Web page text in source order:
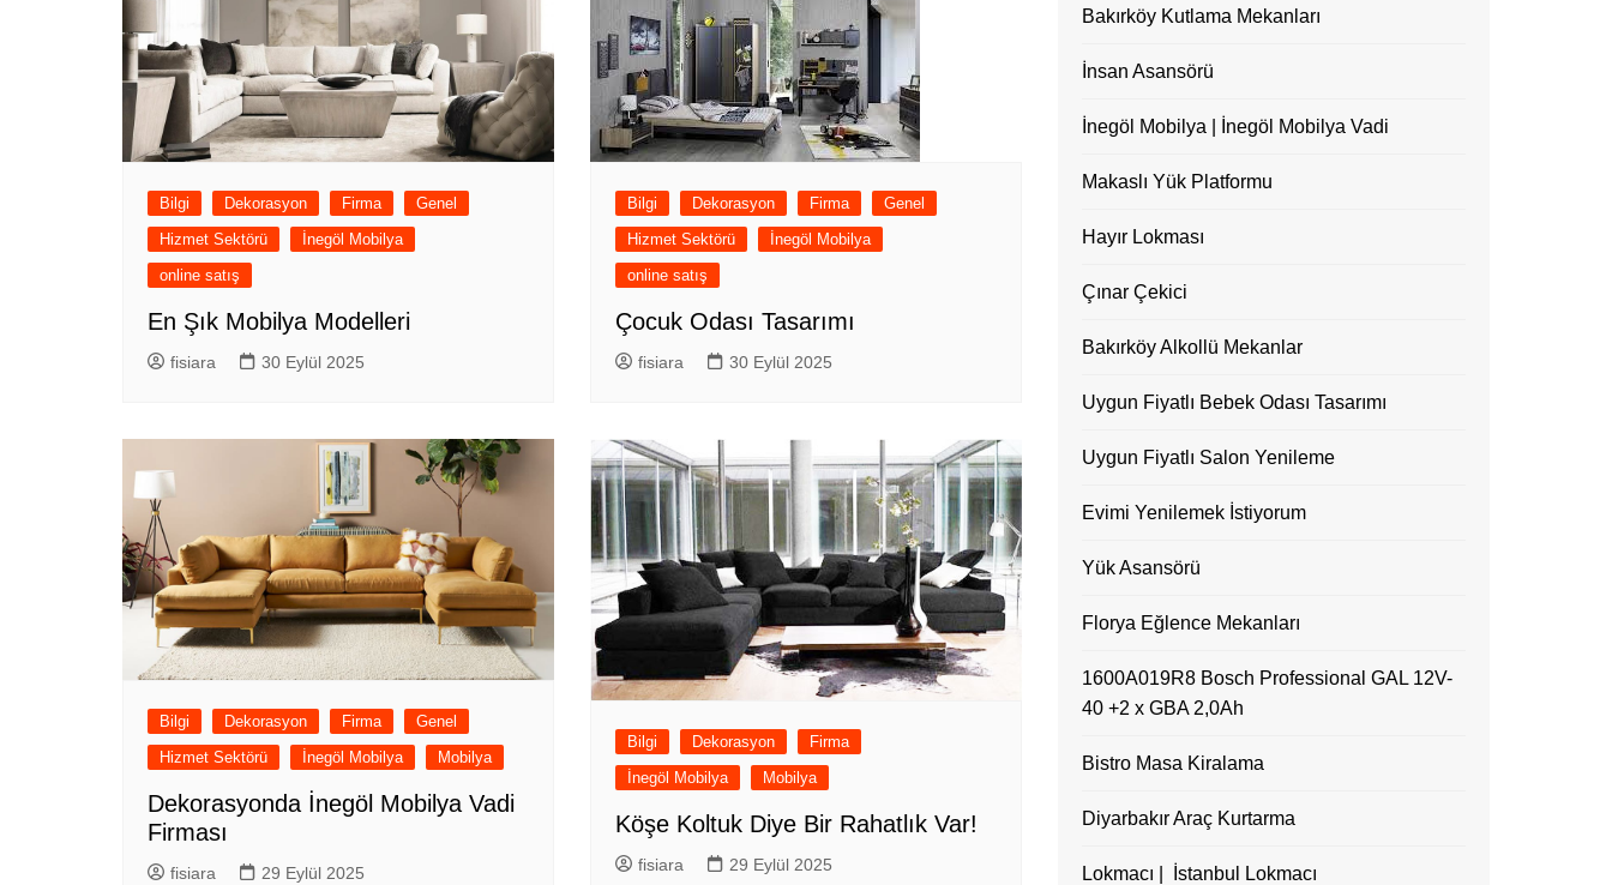
Bilgi Dekorasyon Firma
Genel
Hizmet Sektörü
İnegöl Mobilya
online satış
En Şık Mobilya Modelleri
fisiara 30 Eylül 2025
Bilgi Dekorasyon Firma
Genel
Hizmet Sektörü
İnegöl Mobilya
online satış
Çocuk Odası Tasarımı
fisiara 30 Eylül 2025
Bilgi Dekorasyon Firma
Genel
Hizmet Sektörü
İnegöl Mobilya Mobilya
Dekorasyonda İnegöl Mobilya Vadi
Firması
fisiara 29 Eylül 2025
Bilgi Dekorasyon
Firma
İnegöl Mobilya
Mobilya
Köşe Koltuk Diye Bir Rahatlık Var!
fisiara 29 Eylül 2025
Bakırköy Kutlama Mekanları
İnsan Asansörü
İnegöl Mobilya | İnegöl Mobilya Vadi
Makaslı Yük Platformu
Hayır Lokması
Çınar Çekici
Bakırköy Alkollü Mekanlar
Uygun Fiyatlı Bebek Odası Tasarımı
Uygun Fiyatlı Salon Yenileme
Evimi Yenilemek İstiyorum
Yük Asansörü
Florya Eğlence Mekanları
1600A019R8 Bosch Professional GAL 12V-
40 +2 x GBA 2,0Ah
Bistro Masa Kiralama
Diyarbakır Araç Kurtarma
Lokmacı | İstanbul Lokmacı